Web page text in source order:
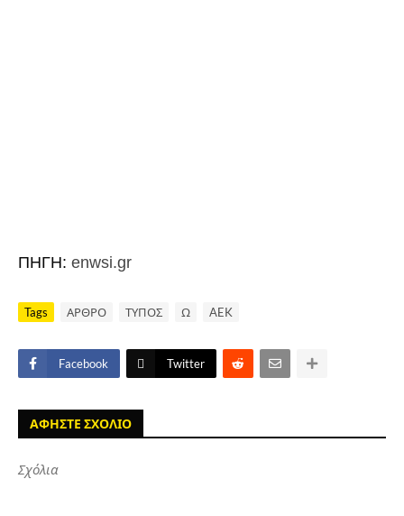
ΠΗΓΗ: enwsi.gr
Tags ΑΡΘΡΟ ΤΥΠΟΣ Ω AEK
Facebook Twitter
ΑΦΗΣΤΕ ΣΧΟΛΙΟ
Σχόλια